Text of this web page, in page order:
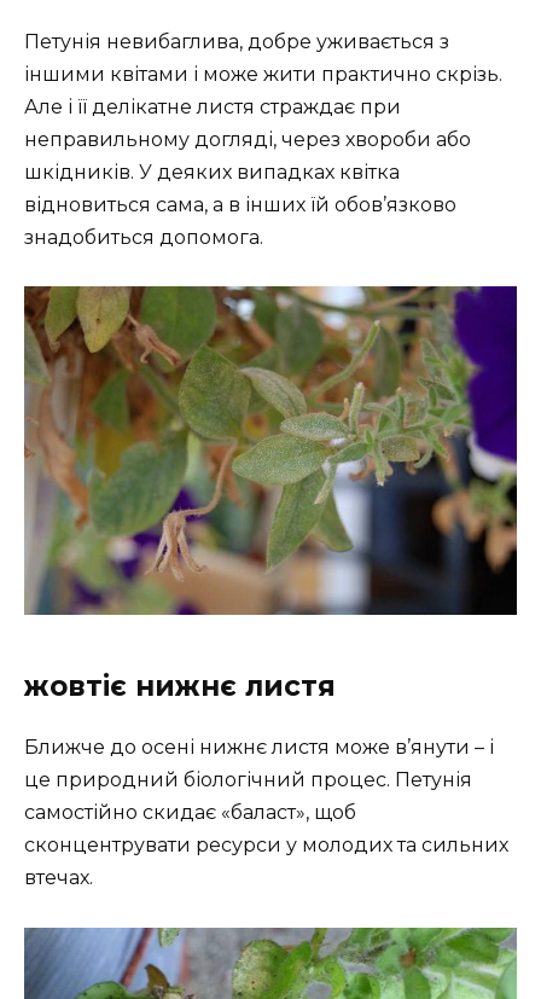
Петунія невибаглива, добре уживається з
іншими квітами і може жити практично скрізь.
Але і її делікатне листя страждає при
неправильному догляді, через хвороби або
шкідників. У деяких випадках квітка
відновиться сама, а в інших їй обов’язково
знадобиться допомога.
жовтіє нижнє листя
Ближче до осені нижнє листя може в’янути – і
це природний біологічний процес. Петунія
самостійно скидає «баласт», щоб
сконцентрувати ресурси у молодих та сильних
втечах.